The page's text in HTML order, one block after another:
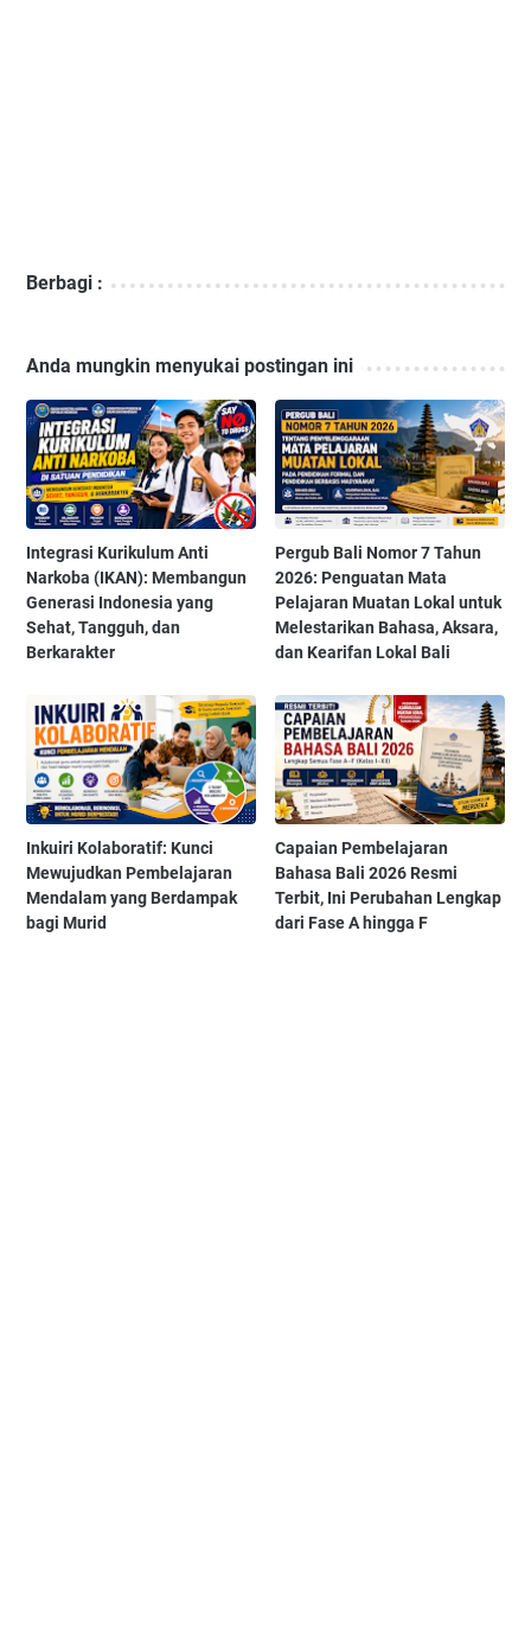
Berbagi :
Anda mungkin menyukai postingan ini
Integrasi Kurikulum Anti
Narkoba (IKAN): Membangun
Generasi Indonesia yang
Sehat, Tangguh, dan
Berkarakter
Pergub Bali Nomor 7 Tahun
2026: Penguatan Mata
Pelajaran Muatan Lokal untuk
Melestarikan Bahasa, Aksara,
dan Kearifan Lokal Bali
Inkuiri Kolaboratif: Kunci
Mewujudkan Pembelajaran
Mendalam yang Berdampak
bagi Murid
Capaian Pembelajaran
Bahasa Bali 2026 Resmi
Terbit, Ini Perubahan Lengkap
dari Fase A hingga F